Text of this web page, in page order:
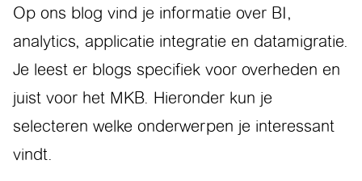
Op ons blog vind je informatie over BI,
analytics, applicatie integratie en datamigratie.
Je leest er blogs specifiek voor overheden en
juist voor het MKB. Hieronder kun je
selecteren welke onderwerpen je interessant
vindt.